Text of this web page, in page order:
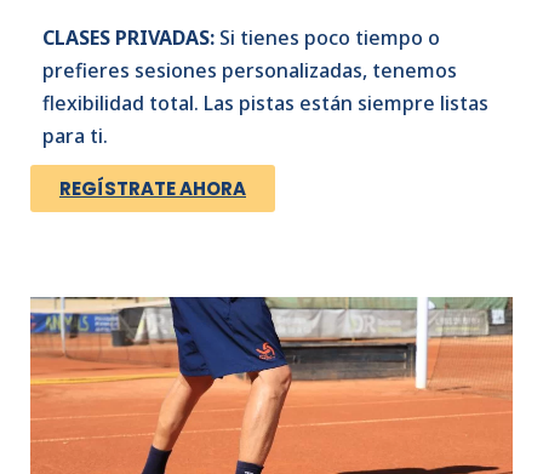
CLASES PRIVADAS: Si tienes poco tiempo o
prefieres sesiones personalizadas, tenemos
flexibilidad total. Las pistas están siempre listas
para ti.
REGÍSTRATE AHORA